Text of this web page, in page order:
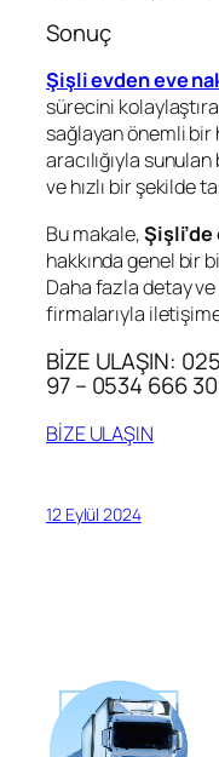
Sonuç
Şişli evden eve
sürecini
sağlayan önemli
aracılığıyla
ve hızlı bir şekilde
Bu makale,
hakkında genel bir
Daha fazla detay
firmalarıyla
BİZE ULAŞIN:
97 – 0534 666
BİZE ULAŞIN
12 Eylül 2024